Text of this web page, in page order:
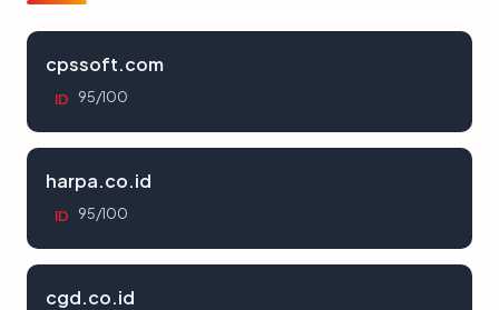
cpssoft.com
ID 95/100
harpa.co.id
ID 95/100
cgd.co.id